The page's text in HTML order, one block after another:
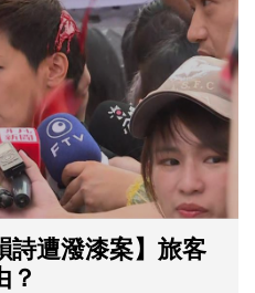
？刑法還有其他類似的規定
詩遭潑漆案】旅客
？